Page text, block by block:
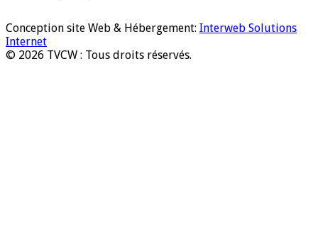
Conception site Web & Hébergement: Interweb Solutions
Internet
© 2026 TVCW : Tous droits réservés.